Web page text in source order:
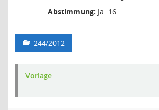
Abstimmung: Ja: 16
244/2012
Vorlage